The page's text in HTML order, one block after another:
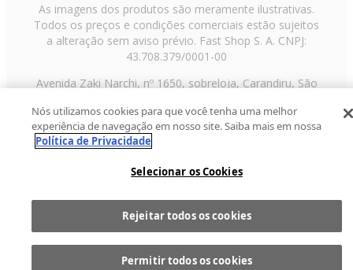
Comprar
As imagens dos produtos são meramente ilustrativas.
Todos os preços e condições comerciais estão sujeitos
a alteração sem aviso prévio. Fast Shop S. A. CNPJ:
43.708.379/0001-00
Avenida Zaki Narchi, nº 1650, sobreloja, Carandiru, São
2013 Fast Shop - Todos os direitos reservadosRF
Nós utilizamos cookies para que você tenha uma melhor
experiência de navegação em nosso site. Saiba mais em nossa
Política de Privacidade
Selecionar os Cookies
Rejeitar todos os cookies
Permitir todos os cookies